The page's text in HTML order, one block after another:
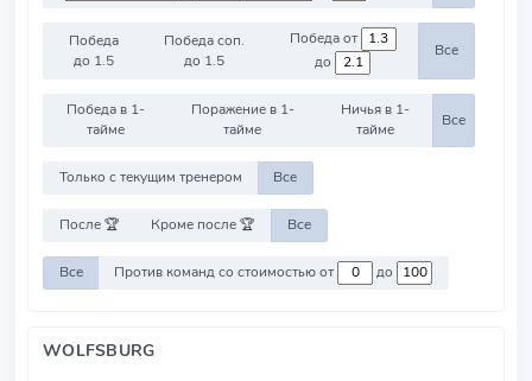
Победа
до 1.5
Победа соп.
до 1.5
Победа от
до
Все
Победа в 1-
тайме
Поражение в 1-
тайме
Ничья в 1-
тайме
Все
Только с текущим тренером Все
После 🏆 Кроме после 🏆 Все
Все Против команд со стоимостью от до
WOLFSBURG